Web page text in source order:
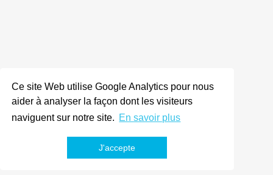
Ce site Web utilise Google Analytics pour nous
aider à analyser la façon dont les visiteurs
naviguent sur notre site. En savoir plus
J'accepte